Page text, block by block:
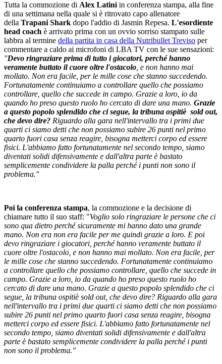
Tutta la commozione di Alex Latini in conferenza stampa, alla fine
di una settimana nella quale si è ritrovato capo allenatore
della Trapani Shark dopo l'addio di Jasmin Repesa. L'esordiente
head coach è arrivato prima con un ovvio sorriso stampato sulle
labbra al termine della partita in casa della Nutribullet Treviso per
commentare a caldo ai microfoni di LBA TV con le sue sensazioni:
"Devo ringraziare prima di tutto i giocatori, perché hanno
veramente buttato il cuore oltre l'ostacolo , e non hanno mai
mollato. Non era facile, per le mille cose che stanno succedendo.
Fortunatamente continuiamo a controllare quello che possiamo
controllare, quello che succede in campo. Grazie a loro, io da
quando ho preso questo ruolo ho cercato di dare una mano. Grazie
a questo popolo splendido che ci segue, la tribuna ospitiè sold out,
che devo dire? Riguardo alla gara nell'intervallo tra i primi due
quarti ci siamo detti che non possiamo subire 26 punti nel primo
quarto fuori casa senza reagire, bisogna metterci corpo ed essere
fisici. L'abbiamo fatto fortunatamente nel secondo tempo, siamo
diventati solidi difensivamente e dall'altra parte è bastato
semplicemente condividere la palla perché i punti non sono il
problema."
Poi la conferenza stampa, la commozione e la decisione di
chiamare tutto il suo staff: "Voglio solo ringraziare le persone che ci
sono qua dietro perché sicuramente mi hanno dato una grande
mano. Non era non era facile per me quindi grazie a loro. E poi
devo ringraziare i giocatori, perché hanno veramente buttato il
cuore oltre l'ostacolo, e non hanno mai mollato. Non era facile, per
le mille cose che stanno succedendo. Fortunatamente continuiamo
a controllare quello che possiamo controllare, quello che succede in
campo. Grazie a loro, io da quando ho preso questo ruolo ho
cercato di dare una mano. Grazie a questo popolo splendido che ci
segue, la tribuna ospitiè sold out, che devo dire? Riguardo alla gara
nell'intervallo tra i primi due quarti ci siamo detti che non possiamo
subire 26 punti nel primo quarto fuori casa senza reagire, bisogna
metterci corpo ed essere fisici. L'abbiamo fatto fortunatamente nel
secondo tempo, siamo diventati solidi difensivamente e dall'altra
parte è bastato semplicemente condividere la palla perché i punti
non sono il problema."